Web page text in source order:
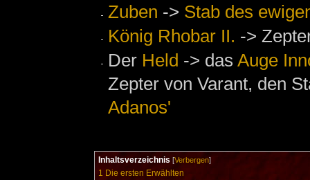
Zuben -> Stab des
König Rhobar II. ->
Der Held -> das Auge
Zepter von Varant, den
Adanos'
Inhaltsverzeichnis [Verbergen]
1 Die ersten Erwählten